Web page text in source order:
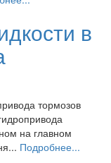
в
тормозов
на главном
Подробнее...